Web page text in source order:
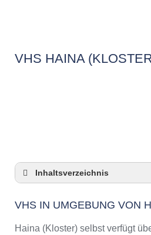
VHS HAINA
Inhaltsverzeichnis
3 Quicktipps
Checkliste: VHS-Kurse
VHS IN UMGEBUNG VON
Haina (Kloster) selbst verfügt